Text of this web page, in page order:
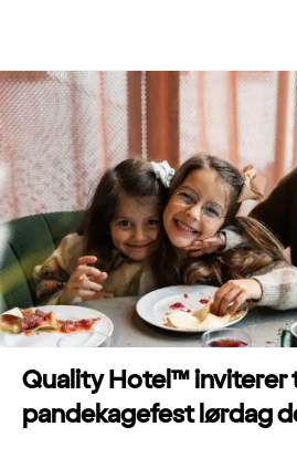
Quality Hotel™ inviterer
pandekagefest lørdag